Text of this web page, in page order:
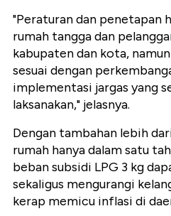
"Peraturan dan penetapan
rumah tangga dan
kabupaten dan kota,
sesuai dengan
implementasi jargas yang
laksanakan," jelasnya.
Dengan tambahan lebih
rumah hanya dalam satu
beban subsidi LPG 3 kg
sekaligus mengurangi
kerap memicu inflasi di